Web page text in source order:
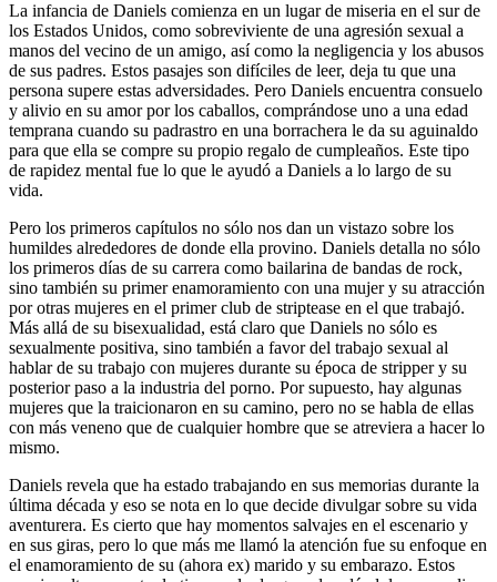
La infancia de Daniels comienza en un lugar de miseria en el sur de
los Estados Unidos, como sobreviviente de una agresión sexual a
manos del vecino de un amigo, así como la negligencia y los abusos
de sus padres. Estos pasajes son difíciles de leer, deja tu que una
persona supere estas adversidades. Pero Daniels encuentra consuelo
y alivio en su amor por los caballos, comprándose uno a una edad
temprana cuando su padrastro en una borrachera le da su aguinaldo
para que ella se compre su propio regalo de cumpleaños. Este tipo
de rapidez mental fue lo que le ayudó a Daniels a lo largo de su
vida.
Pero los primeros capítulos no sólo nos dan un vistazo sobre los
humildes alrededores de donde ella provino. Daniels detalla no sólo
los primeros días de su carrera como bailarina de bandas de rock,
sino también su primer enamoramiento con una mujer y su atracción
por otras mujeres en el primer club de striptease en el que trabajó.
Más allá de su bisexualidad, está claro que Daniels no sólo es
sexualmente positiva, sino también a favor del trabajo sexual al
hablar de su trabajo con mujeres durante su época de stripper y su
posterior paso a la industria del porno. Por supuesto, hay algunas
mujeres que la traicionaron en su camino, pero no se habla de ellas
con más veneno que de cualquier hombre que se atreviera a hacer lo
mismo.
Daniels revela que ha estado trabajando en sus memorias durante la
última década y eso se nota en lo que decide divulgar sobre su vida
aventurera. Es cierto que hay momentos salvajes en el escenario y
en sus giras, pero lo que más me llamó la atención fue su enfoque en
el enamoramiento de su (ahora ex) marido y su embarazo. Estos